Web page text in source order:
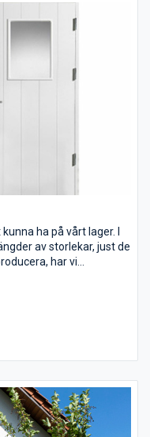
ha på vårt lager. I
av storlekar, just de
har vi